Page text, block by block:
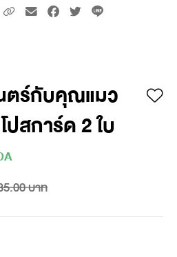
ตร์กับคุณแมว
สการ์ด 2 ใบ
บาท